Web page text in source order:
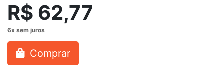
R$ 62,77
Comprar